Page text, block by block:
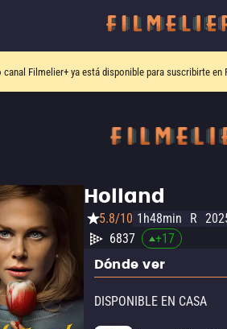
canal Filmelier+ya está disponible para suscribirte en
Holland
5.8/10 1h48min R
6837
+17
Dónde ver
DISPONIBLE EN CASA